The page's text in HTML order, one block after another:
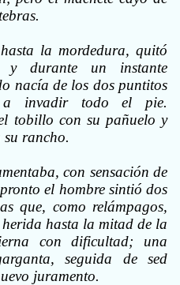
la mordedura, quitó
y durante un instante
nacía de los dos puntitos
a invadir todo el pie.
tobillo con su pañuelo y
rancho.
con sensación de
el hombre sintió dos
que, como relámpagos,
hasta la mitad de la
con dificultad; una
seguida de sed
juramento.